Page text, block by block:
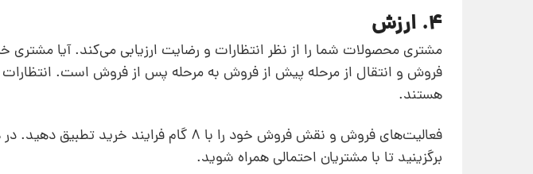
4. ارزش
مشتری محصولات شما را از نظر انتظارات و رضایت ارزیابی می‌کند. آیا
فروش و انتقال از مرحله پیش از فروش به مرحله پس از فروش است. انتظارات
هستند.
فعالیت‌های فروش و نقش فروش خود را با 8 گام
برگزینید تا با مشتریان احتمالی همراه شوید.